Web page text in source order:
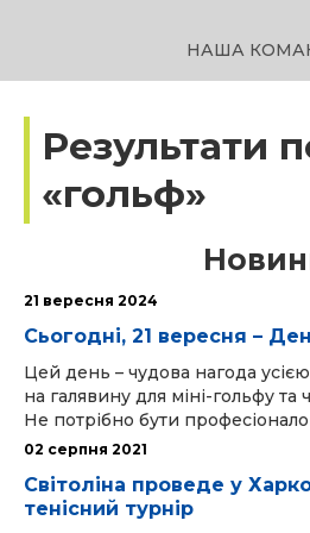
НАША
Результати
«гольф»
21 вересня 2024
Сьогодні, 21 вересня –
Цей день – чудова нагода
на галявину для міні-гольфу та
Не потрібно бути
02 серпня 2021
Світоліна проведе у
тенісний турнір